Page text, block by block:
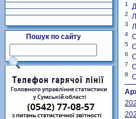
Пошук по сайту
1
2
3
4
5
6
7
8